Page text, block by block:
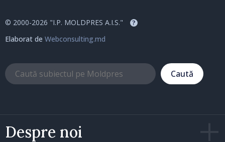
Despre noi
© 2000-2026 "I.P. MOLDPRES A.I.S." ?
Elaborat de Webconsulting.md
Caută